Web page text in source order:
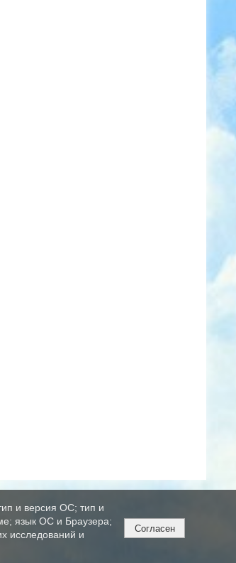
и версия ОС; тип и
язык ОС и Браузера;
исследований и
Согласен